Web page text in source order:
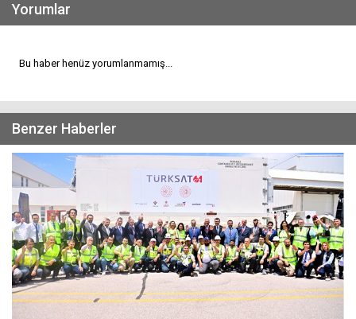
Yorumlar
Bu haber henüz yorumlanmamış...
Benzer Haberler